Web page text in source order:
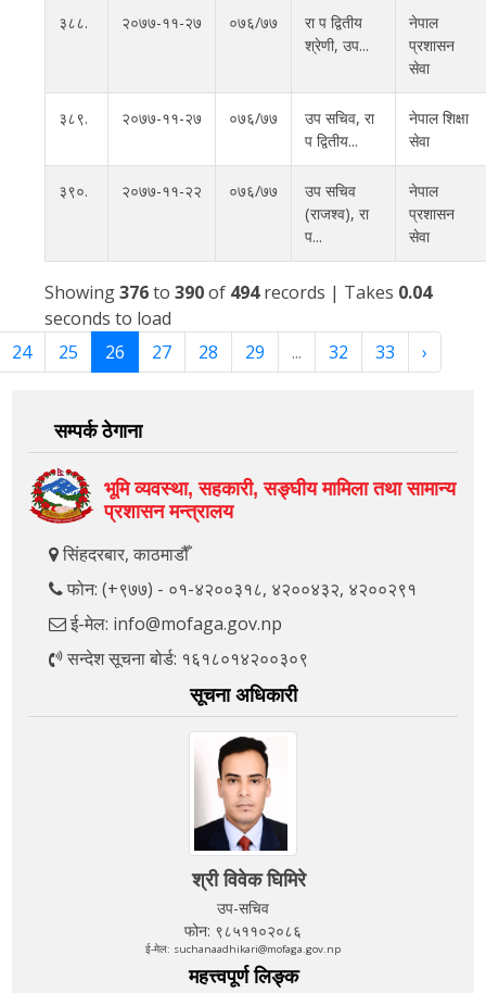
३८८. २०७७-११-२७ ०७६/७७
रा प द्वितीय
श्रेणी, उप...
नेपाल
प्रशासन
सेवा
३८९. २०७७-११-२७ ०७६/७७
उप सचिव, रा
प द्वितीय...
नेपाल शिक्षा
सेवा
३९०. २०७७-११-२२ ०७६/७७
उप सचिव
(राजश्व), रा
प...
नेपाल
प्रशासन
सेवा
Showing376to390of 494records | Takes 0.04
seconds to load
24
25 26 27 28 29 ... 32 33 ›
सम्पर्क ठेगाना
भूमि व्यवस्था, सहकारी, सङ्‍घीय मामिला तथा सामान्य
प्रशासन मन्त्रालय
सिंहदरबार, काठमाडौँ
फोन: (+९७७) - ०१-४२००३१८, ४२००४३२, ४२००२९१
ई-मेल: info@mofaga.gov.np
सन्देश सूचना बोर्ड: १६१८०१४२००३०९
सूचना अधिकारी
श्री विवेक घिमिरे
उप-सचिव
फोन: ९८५११०२०८६
ई-मेल: suchanaadhikari@mofaga.gov.np
महत्त्वपूर्ण लिङ्क